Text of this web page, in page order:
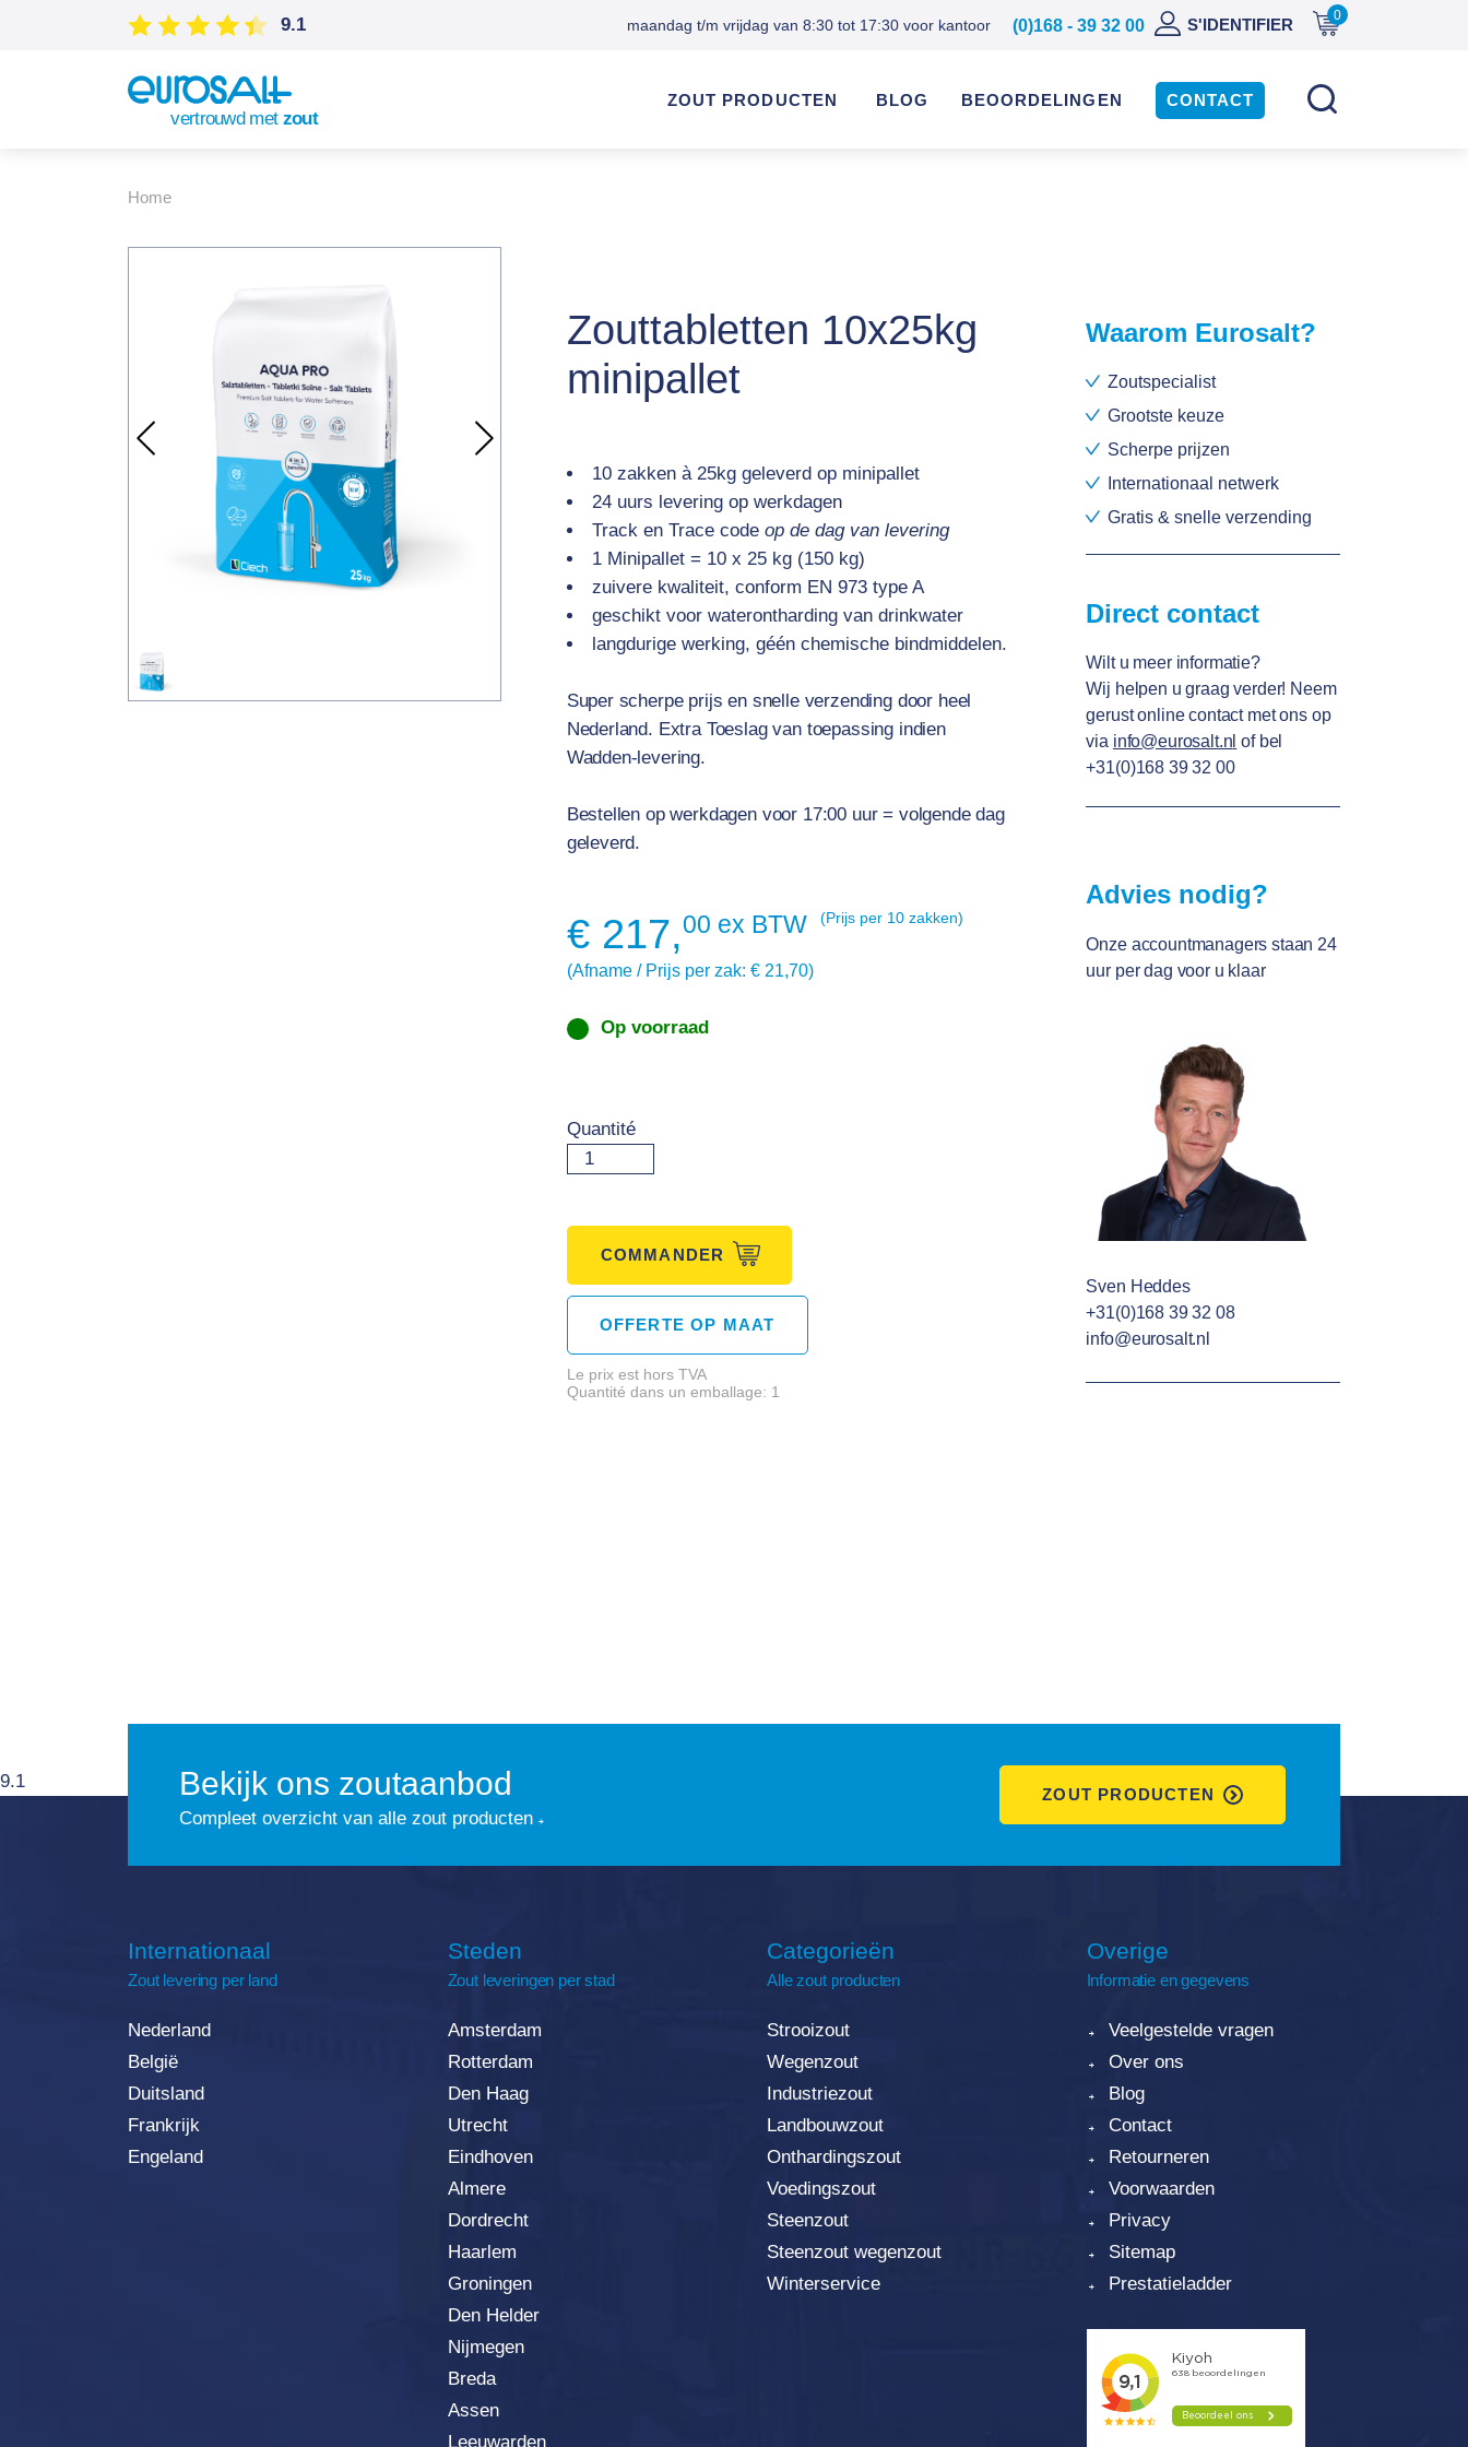
0
S'IDENTIFIER
NL
EN
(0)168 - 39 32 00
maandag t/m vrijdag van 8:30 tot 17:30 voor kantoor
9.1
vertrouwd met zout
ZOUT PRODUCTEN BLOG BEOORDELINGEN CONTACT
Home
Zouttabletten 10x25kg
minipallet
10 zakken à 25kg geleverd op minipallet
24 uurs levering op werkdagen
Track en Trace code op de dag van levering
1 Minipallet = 10 x 25 kg (150 kg)
zuivere kwaliteit, conform EN 973 type A
geschikt voor waterontharding van drinkwater
langdurige werking, géén chemische bindmiddelen.
Super scherpe prijs en snelle verzending door heel
Nederland. Extra Toeslag van toepassing indien
Wadden-levering.
Bestellen op werkdagen voor 17:00 uur = volgende dag
geleverd.
€ 217,00 ex BTW (Prijs per 10 zakken)
(Afname / Prijs per zak: € 21,70)
Op voorraad
Quantité
COMMANDER
OFFERTE OP MAAT
Le prix est hors TVA
Quantité dans un emballage: 1
Waarom Eurosalt?
Zoutspecialist
Grootste keuze
Scherpe prijzen
Internationaal netwerk
Gratis & snelle verzending
Direct contact
Wilt u meer informatie?
Wij helpen u graag verder! Neem
gerust online contact met ons op
via info@eurosalt.n of bel
+31(0)168 39 32 00
Advies nodig?
Onze accountmanagers staan 24
uur per dag voor u klaar
Sven Heddes
+31(0)168 39 32 08
info@eurosalt.nl
9.1 Bekijk ons zoutaanbod
Compleet overzicht van alle zout producten
ZOUT PRODUCTEN
Internationaal
Zout levering per land
Nederland
België
Duitsland
Frankrijk
Engeland
Steden
Zout leveringen per stad
Amsterdam
Rotterdam
Den Haag
Utrecht
Eindhoven
Almere
Dordrecht
Haarlem
Groningen
Den Helder
Nijmegen
Breda
Assen
Leeuwarden
Categorieën
Alle zout producten
Strooizout
Wegenzout
Industriezout
Landbouwzout
Onthardingszout
Voedingszout
Steenzout
Steenzout wegenzout
Winterservice
Overige
Informatie en gegevens
Veelgestelde vragen
Over ons
Blog
Contact
Retourneren
Voorwaarden
Privacy
Sitemap
Prestatieladder